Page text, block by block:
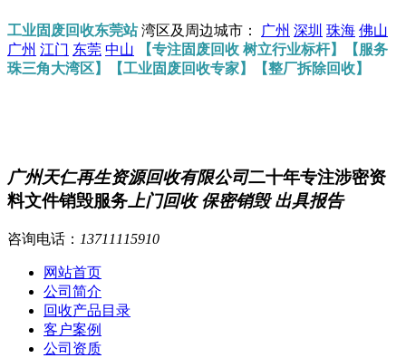
工业固废回收东莞站湾区及周边城市： 广州 深圳 珠海 佛山
广州 江门 东莞 中山
【专注固废回收 树立行业标杆】【服务
珠三角大湾区】【工业固废回收专家】【整厂拆除回收】
广州天仁再生资源回收有限公司二十年专注涉密资
料文件销毁服务 上门回收 保密销毁 出具报告
咨询电话： 13711115910
网站首页
公司简介
回收产品目录
客户案例
公司资质